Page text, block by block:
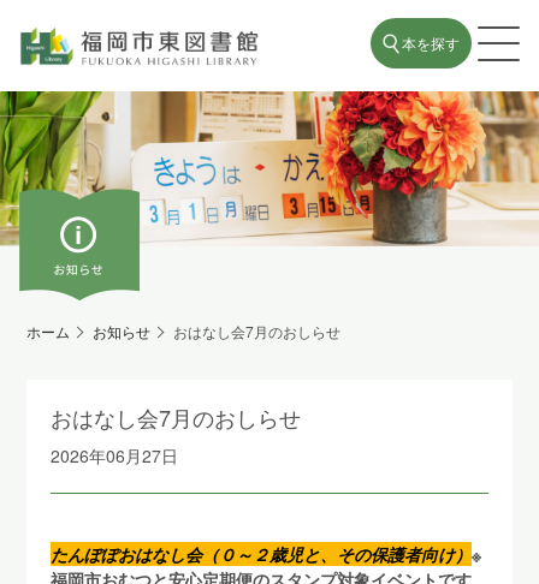
本を探す
ホーム お知らせ おはなし会7月のおしらせ
おはなし会7月のおしらせ
2026年06月27日
たんぽぽおはなし会（０～２歳児と、その保護者向け）※
福岡市おむつと安心定期便のスタンプ対象イベントです